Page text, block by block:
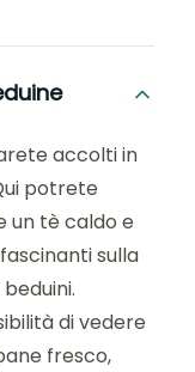
accolti in
potrete
un tè caldo e
sulla
di vedere
fresco,